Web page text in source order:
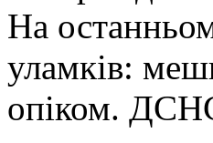
На
уламків:
опіком.